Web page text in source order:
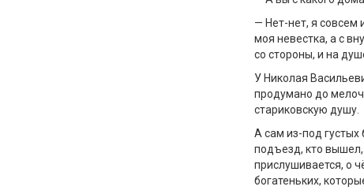
— Нет-нет, я совсем
моя невестка, а с
со стороны, и на
У Николая
продумано до
стариковскую душу.
А сам из-под
подъезд, кто
прислушивается, о
богатеньких,